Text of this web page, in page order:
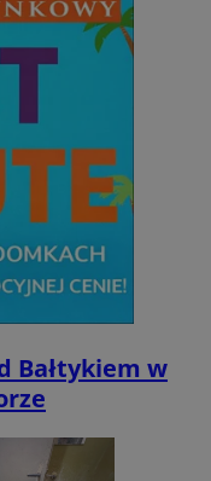
Bałtykiem w